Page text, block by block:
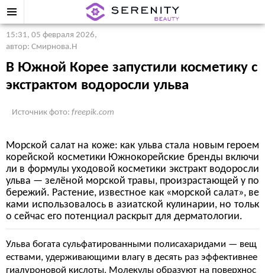
15:31, 05 февраля 2026,
автор: Смирнова.Н
В Южной Корее запустили косметику с
экстрактом водоросли ульва
Источник фото: freepik.com
Морской салат на коже: как ульва стала новым героем
корейской косметики Южнокорейские бренды включи
ли в формулы уходовой косметики экстракт водоросли
ульва — зелёной морской травы, произрастающей у по
бережий. Растение, известное как «морской салат», ве
ками использовалось в азиатской кулинарии, но тольк
о сейчас его потенциал раскрыт для дерматологии.
Ульва богата сульфатированными полисахаридами — вещ
ествами, удерживающими влагу в десять раз эффективнее
гиалуроновой кислоты. Молекулы образуют на поверхнос